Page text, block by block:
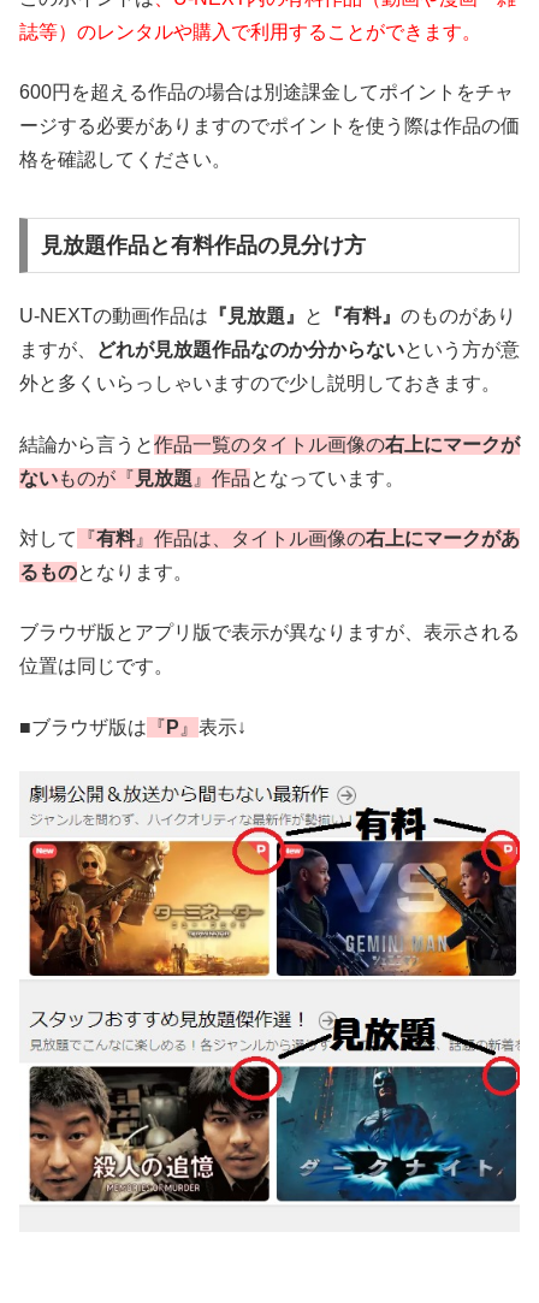
誌等）のレンタルや購入で利用することができます。
600円を超える作品の場合は別途課金してポイントをチャ
ージする必要がありますのでポイントを使う際は作品の価
格を確認してください。
見放題作品と有料作品の見分け方
U-NEXTの動画作品は 『見放題』 と 『有料』 のものがあり
ますが、
どれが見放題作品なのか分からないという方が意
外と多くいらっしゃいますので少し説明しておきます。
結論から言うと作品一覧のタイトル画像の右上にマークが
ないものが『 見放題 』作品となっています。
対して 『有料』作品は、タイトル画像の右上にマークがあ
るものとなります。
ブラウザ版とアプリ版で表示が異なりますが、表示される
位置は同じです。
■ブラウザ版は 『 P 』 表示↓